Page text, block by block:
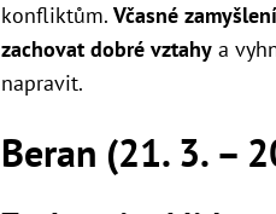
konfliktům. Včasné
zachovat dobré vztahy a
napravit.
Beran (21. 3. –